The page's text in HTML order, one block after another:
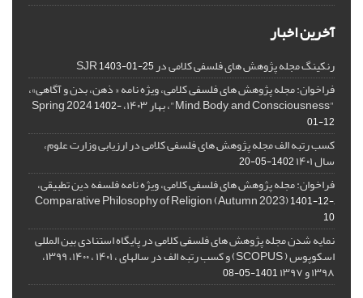
آخرین اخبار
رنکینگ مجله پژوهش های فلسفی کلامی در SJR1403-01-25
فراخوان: مجله پژوهش های فلسفی کلامی، ویژه نامه « ذهن، بدن و آگاهی»،
"Mind, Body, and Consciousness"، بهار ۱۴۰۳، Spring 2024
1402-
01-12
کسب رتبه الف مجله پژوهش های فلسفی کلامی در ارزیابی وزارت علوم،
سال ۱۴۰۱ 1402-05-20
فراخوان: مجله پژوهش های فلسفی کلامی، ویژه نامه فلسفه دین تطبیقی،
,Comparative Philosophy of Religion (Autumn 2023)
1401-12-
10
نمایه شدن مجله پژوهش های فلسفی کلامی در پایگاه استنادی بین المللی
اسکوپوس ( SCOPUS) و کسب رتبه الف در سالهای ، ۱۴۰۱ ، ۱۴۰۰، ۱۳۹۹،
۱۳۹۸ و ۱۳۹۷ 1401-05-08